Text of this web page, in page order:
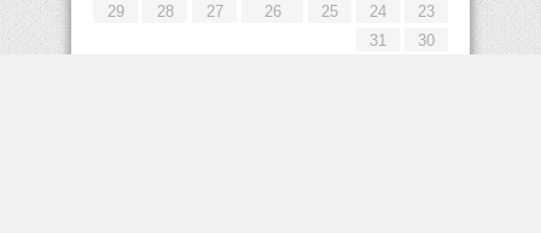
23
24
25
26
27
28
29
30
31